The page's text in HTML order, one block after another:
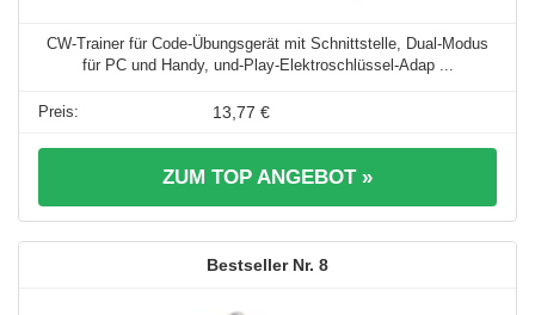
CW-Trainer für Code-Übungsgerät mit Schnittstelle, Dual-Modus
für PC und Handy, und-Play-Elektroschlüssel-Adap ...
13,77 €
ZUM TOP ANGEBOT »
8